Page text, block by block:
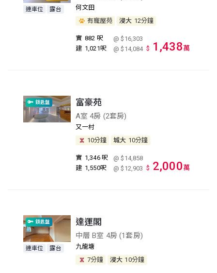
連車位 露台
何文田
有寵屋苑
浸大 12分鐘
實 882 呎
@ $16,303
建 1,021呎 @ $14,084 $ 1,438萬
鎖匙盤 富豪苑
A室 4房 (2套房)
又一村
10分鐘
城大 10分鐘
實 1,346 呎
@ $14,858
建 1,550呎 @ $12,903 $ 2,000萬
鎖匙盤
連車位 露台
達運閣
中層 B室 4房 (1套房)
九龍塘
7分鐘
浸大 10分鐘